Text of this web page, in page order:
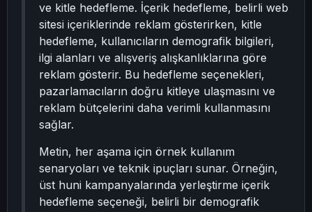
ve kitle hedefleme. İçerik hedefleme, belirli web
sitesi içeriklerinde reklam gösterirken, kitle
hedefleme, kullanıcıların demografik bilgileri,
ilgi alanları ve alışveriş alışkanlıklarına göre
reklam gösterir. Bu hedefleme seçenekleri,
pazarlamacıların doğru kitleye ulaşmasını ve
reklam bütçelerini daha verimli kullanmasını
sağlar.
Metin, her aşama için örnek kullanım
senaryoları ve teknik ipuçları sunar. Örneğin,
üst huni kampanyalarında yerleştirme içerik
hedefleme seçeneği, belirli bir demografik